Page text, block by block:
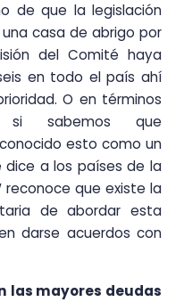
de que la legislación
casa de abrigo por
del Comité haya
en todo el país ahí
O en términos
sabemos que
esto como un
a los países de la
reconoce que existe la
de abordar esta
darse acuerdos con
las mayores deudas